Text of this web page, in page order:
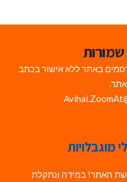
שמורות
באתר ללא אישור בכתב
האתר! במידה ונתקלת